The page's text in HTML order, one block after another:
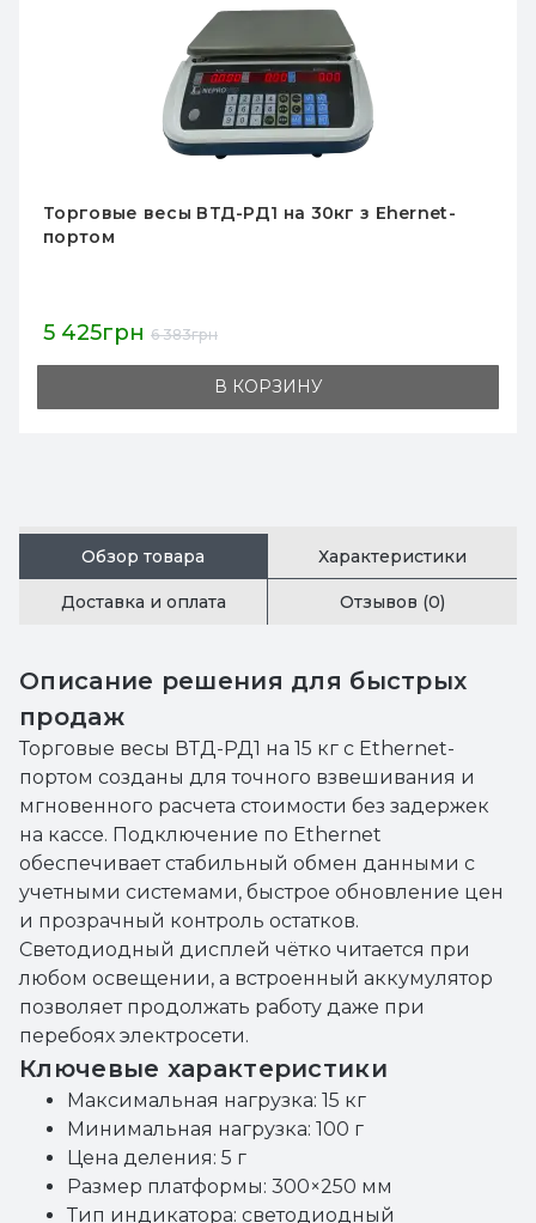
Товарные весы Днепровес ВТД-ЛД1 ЖК 6кг
1 711грн 2 013грн
В КОРЗИНУ
Обзор товара Характеристики
Доставка и оплата Отзывов (0)
Описание решения для быстрых
продаж
Торговые весы ВТД-РД1 на 15 кг с Ethernet-
портом созданы для точного взвешивания и
мгновенного расчета стоимости без задержек
на кассе. Подключение по Ethernet
обеспечивает стабильный обмен данными с
учетными системами, быстрое обновление цен
и прозрачный контроль остатков.
Светодиодный дисплей чётко читается при
любом освещении, а встроенный аккумулятор
позволяет продолжать работу даже при
перебоях электросети.
Ключевые характеристики
Максимальная нагрузка: 15 кг
Минимальная нагрузка: 100 г
Цена деления: 5 г
Размер платформы: 300×250 мм
Тип индикатора: светодиодный